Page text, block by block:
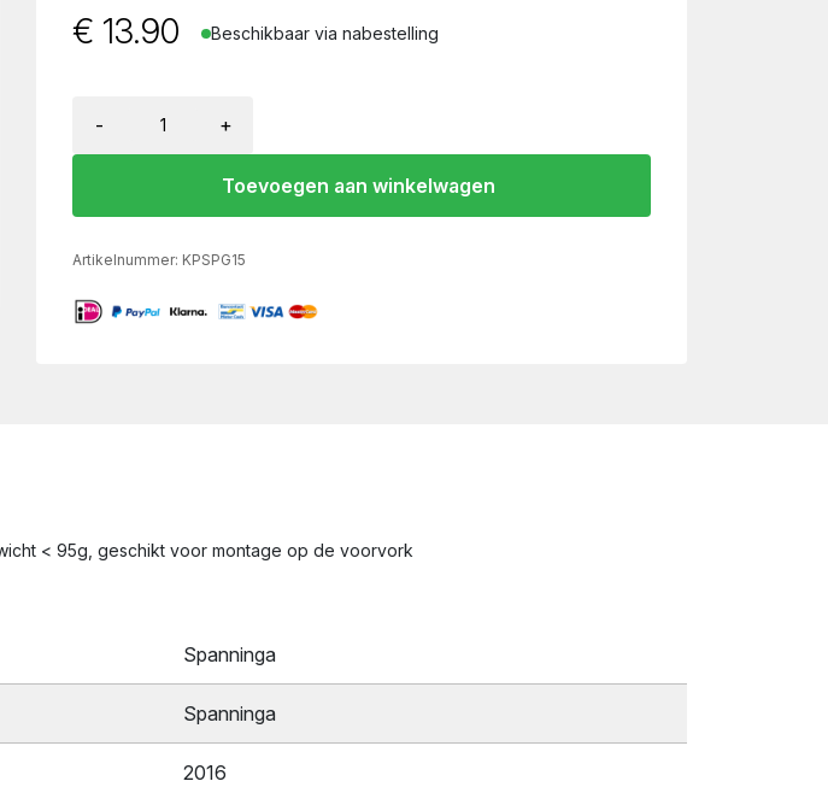
€ 13.90 Beschikbaar via nabestelling
- +
Toevoegen aan winkelwagen
Artikelnummer: KPSPG15
< 95g, geschikt voor montage op de voorvork
Spanninga
Spanninga
2016